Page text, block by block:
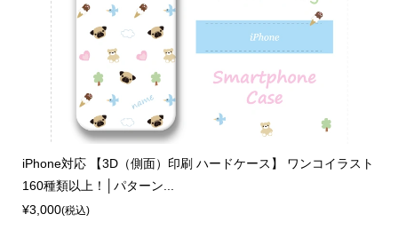
iPhone対応 【3D（側面）印刷 ハードケース】 ワンコイラスト
160種類以上！│パターン...
¥3,000(税込)